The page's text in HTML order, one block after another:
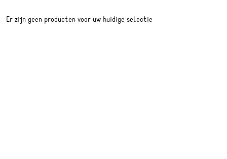
Er zijn geen producten voor uw huidige selectie